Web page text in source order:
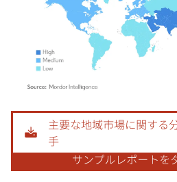
画像 © Mordor Intelligence。再利用にはCC